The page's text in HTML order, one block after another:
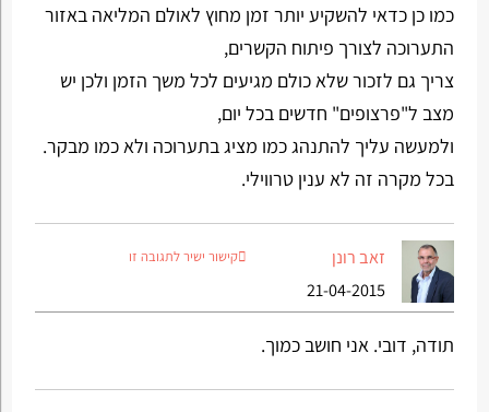
כמו כן כדאי להשקיע יותר זמן מחוץ לאולם המליאה באזור
התערוכה לצורך פיתוח הקשרים,
צריך גם לזכור שלא כולם מגיעים לכל משך הזמן ולכן יש
מצב ל"פרצופים" חדשים בכל יום,
ולמעשה עליך להתנהג כמו מציג בתערוכה ולא כמו מבקר.
בכל מקרה זה לא ענין טרווילי.
זאב רונן
21-04-2015
קישור ישיר לתגובה זו
תודה, דובי. אני חושב כמוך.